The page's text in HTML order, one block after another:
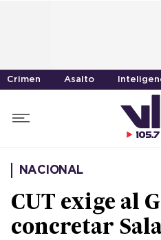
Crimen Asalto
NACIONAL
CUT exige al
concretar